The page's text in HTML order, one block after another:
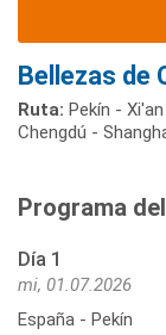
Bellezas de
Ruta: Pekín -
Chengdú -
Programa
Día 1
mi, 01.07.2026
España - Pekín